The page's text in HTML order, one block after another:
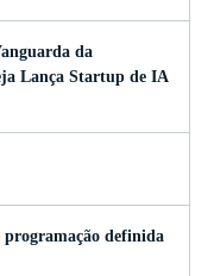
da
Lança Startup de IA
programação definida